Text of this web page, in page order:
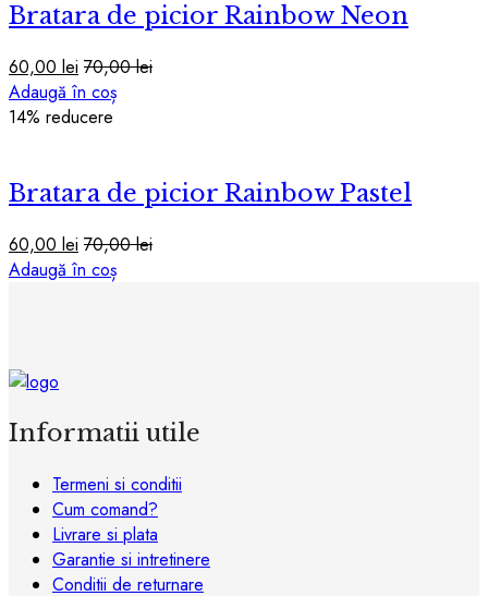
multe
Opțiunile
pot
fi
pagina
produsului.
Bratara de picior Rainbow Neon
60,00 lei 70,00lei
Adaugă în coș
14% reducere
Bratara de picior Rainbow Pastel
60,00 lei 70,00lei
Adaugă în coș
Informatii utile
Termeni si conditii
Cum comand?
Livrare si plata
Garantie si intretinere
Conditii de returnare